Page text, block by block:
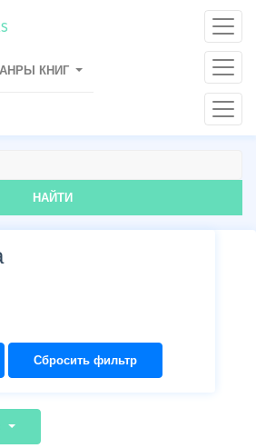
КНИГ
НАЙТИ
Сбросить фильтр